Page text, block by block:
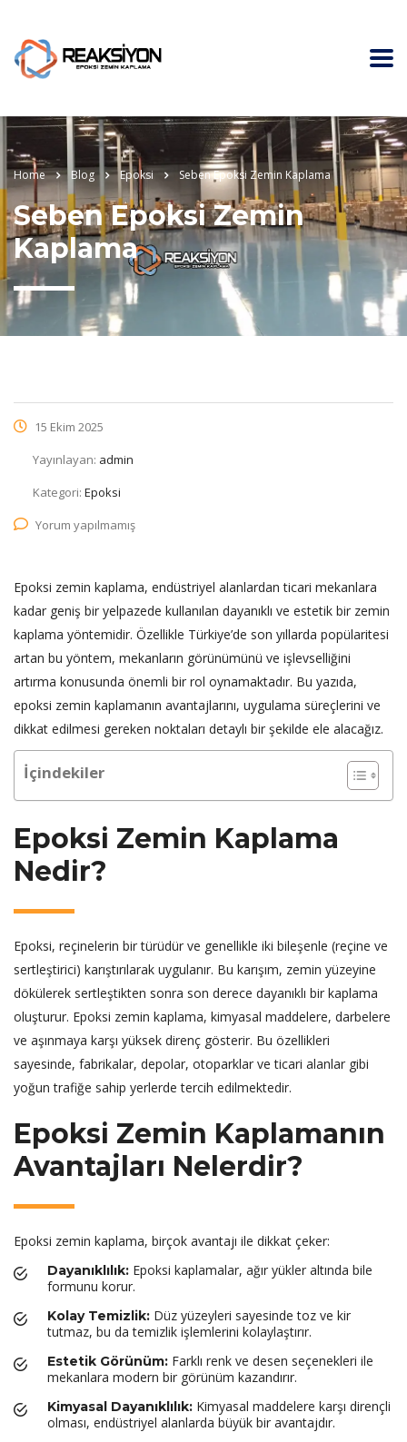
Home Blog Epoksi Seben Epoksi Zemin Kaplama
Seben Epoksi Zemin
Kaplama
15 Ekim 2025
Yayınlayan: admin
Kategori: Epoksi
Yorum yapılmamış
Epoksi zemin kaplama, endüstriyel alanlardan ticari mekanlara
kadar geniş bir yelpazede kullanılan dayanıklı ve estetik bir zemin
kaplama yöntemidir. Özellikle Türkiye’de son yıllarda popülaritesi
artan bu yöntem, mekanların görünümünü ve işlevselliğini
artırma konusunda önemli bir rol oynamaktadır. Bu yazıda,
epoksi zemin kaplamanın avantajlarını, uygulama süreçlerini ve
dikkat edilmesi gereken noktaları detaylı bir şekilde ele alacağız.
İçindekiler
Epoksi Zemin Kaplama
Nedir?
Epoksi, reçinelerin bir türüdür ve genellikle iki bileşenle (reçine ve
sertleştirici) karıştırılarak uygulanır. Bu karışım, zemin yüzeyine
dökülerek sertleştikten sonra son derece dayanıklı bir kaplama
oluşturur. Epoksi zemin kaplama, kimyasal maddelere, darbelere
ve aşınmaya karşı yüksek direnç gösterir. Bu özellikleri
sayesinde, fabrikalar, depolar, otoparklar ve ticari alanlar gibi
yoğun trafiğe sahip yerlerde tercih edilmektedir.
Epoksi Zemin Kaplamanın
Avantajları Nelerdir?
Epoksi zemin kaplama, birçok avantajı ile dikkat çeker:
Dayanıklılık: Epoksi kaplamalar, ağır yükler altında bile
formunu korur.
Kolay Temizlik: Düz yüzeyleri sayesinde toz ve kir
tutmaz, bu da temizlik işlemlerini kolaylaştırır.
Estetik Görünüm: Farklı renk ve desen seçenekleri ile
mekanlara modern bir görünüm kazandırır.
Kimyasal Dayanıklılık: Kimyasal maddelere karşı dirençli
olması, endüstriyel alanlarda büyük bir avantajdır.